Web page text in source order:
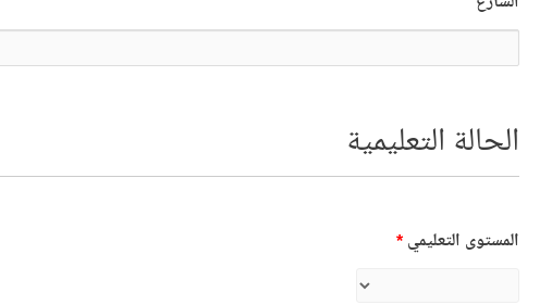
الحالة التعليمية
المستوى التعليمي *